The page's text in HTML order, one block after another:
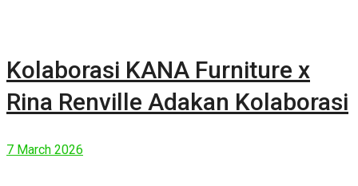
Kolaborasi KANA Furniture x
Rina Renville Adakan Kolaborasi
7 March 2026